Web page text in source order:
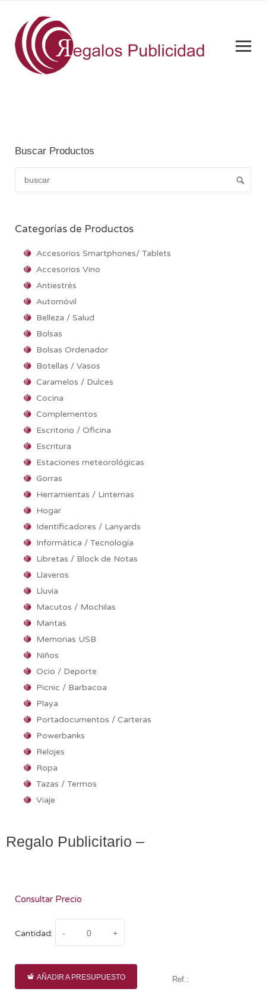
Buscar Productos
Categorías de Productos
Accesorios Smartphones/ Tablets
Accesorios Vino
Antiestrés
Automóvil
Belleza / Salud
Bolsas
Bolsas Ordenador
Botellas / Vasos
Caramelos / Dulces
Cocina
Complementos
Escritorio / Oficina
Escritura
Estaciones meteorológicas
Gorras
Herramientas / Linternas
Hogar
Identificadores / Lanyards
Informática / Tecnología
Libretas / Block de Notas
Llaveros
Lluvia
Macutos / Mochilas
Mantas
Memorias USB
Niños
Ocio / Deporte
Picnic / Barbacoa
Playa
Portadocumentos / Carteras
Powerbanks
Relojes
Ropa
Tazas / Termos
Viaje
Regalo Publicitario –
Consultar Precio
Cantidad:
AÑADIR A PRESUPUESTO Ref.: